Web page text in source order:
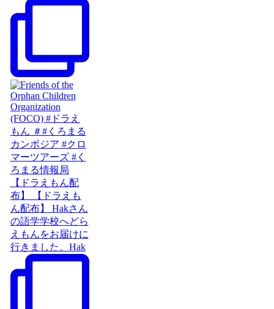
【ドラえもん配
布】 【ドラえも
ん配布】 Hakさん
の語学学校へどら
えもんをお届けに
行きました。Hak